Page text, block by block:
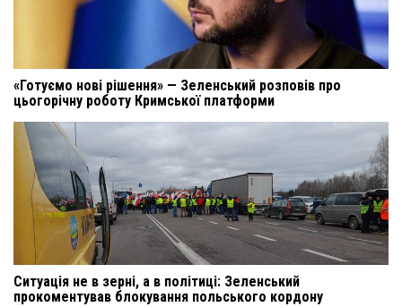
«Готуємо нові рішення» — Зеленський розповів про
цьогорічну роботу Кримської платформи
Ситуація не в зерні, а в політиці: Зеленський
прокоментував блокування польського кордону